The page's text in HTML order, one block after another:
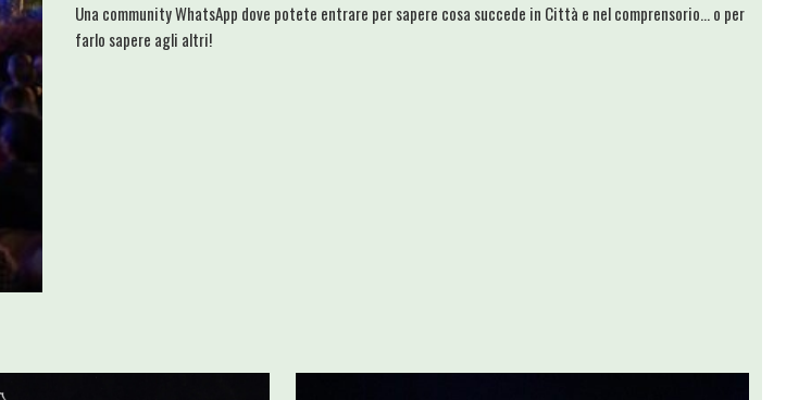
Una community WhatsApp dove potete entrare per sapere cosa succede in Città e nel comprensorio... o per
farlo sapere agli altri!